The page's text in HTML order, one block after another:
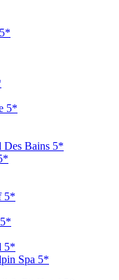
5*
Des Bains 5*
5*
5*
Spa 5*